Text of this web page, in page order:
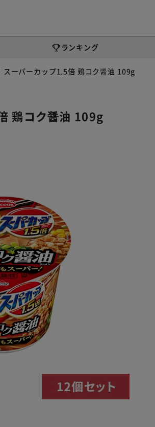
ランキング
スーパーカップ1.5倍 鶏コク醤油 109g
鶏コク醤油 109g